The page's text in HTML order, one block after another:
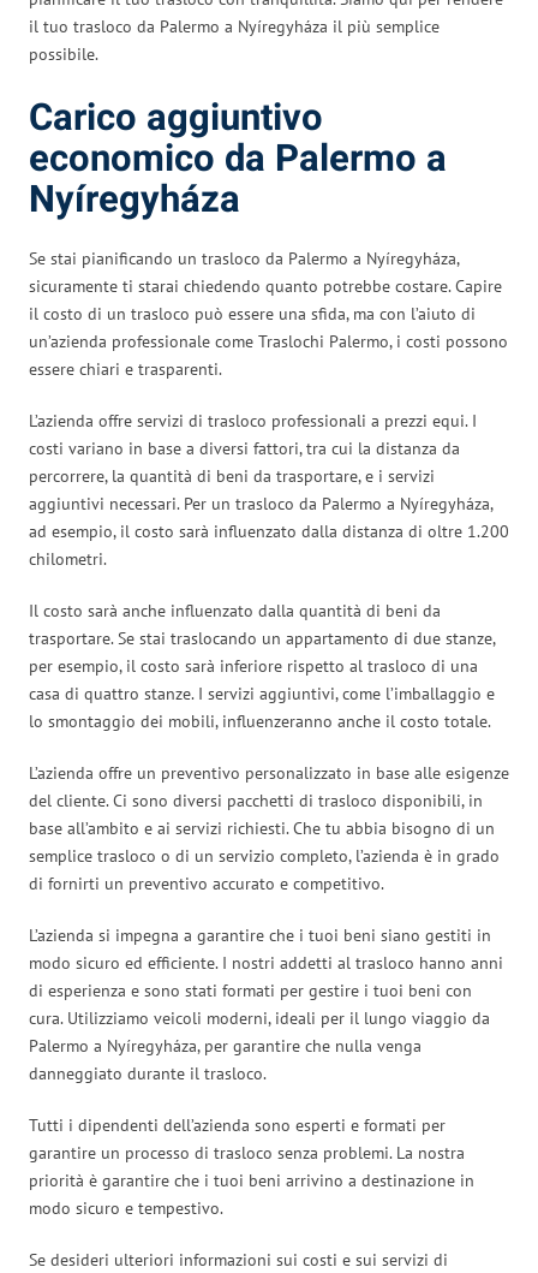
il tuo trasloco da Palermo a Nyíregyháza il più semplice
possibile.
Carico aggiuntivo
economico da Palermo a
Nyíregyháza
Se stai pianificando un trasloco da Palermo a Nyíregyháza,
sicuramente ti starai chiedendo quanto potrebbe costare. Capire
il costo di un trasloco può essere una sfida, ma con l’aiuto di
un’azienda professionale come Traslochi Palermo, i costi possono
essere chiari e trasparenti.
L’azienda offre servizi di trasloco professionali a prezzi equi. I
costi variano in base a diversi fattori, tra cui la distanza da
percorrere, la quantità di beni da trasportare, e i servizi
aggiuntivi necessari. Per un trasloco da Palermo a Nyíregyháza,
ad esempio, il costo sarà influenzato dalla distanza di oltre 1.200
chilometri.
Il costo sarà anche influenzato dalla quantità di beni da
trasportare. Se stai traslocando un appartamento di due stanze,
per esempio, il costo sarà inferiore rispetto al trasloco di una
casa di quattro stanze. I servizi aggiuntivi, come l’imballaggio e
lo smontaggio dei mobili, influenzeranno anche il costo totale.
L’azienda offre un preventivo personalizzato in base alle esigenze
del cliente. Ci sono diversi pacchetti di trasloco disponibili, in
base all’ambito e ai servizi richiesti. Che tu abbia bisogno di un
semplice trasloco o di un servizio completo, l’azienda è in grado
di fornirti un preventivo accurato e competitivo.
L’azienda si impegna a garantire che i tuoi beni siano gestiti in
modo sicuro ed efficiente. I nostri addetti al trasloco hanno anni
di esperienza e sono stati formati per gestire i tuoi beni con
cura. Utilizziamo veicoli moderni, ideali per il lungo viaggio da
Palermo a Nyíregyháza, per garantire che nulla venga
danneggiato durante il trasloco.
Tutti i dipendenti dell’azienda sono esperti e formati per
garantire un processo di trasloco senza problemi. La nostra
priorità è garantire che i tuoi beni arrivino a destinazione in
modo sicuro e tempestivo.
Se desideri ulteriori informazioni sui costi e sui servizi di